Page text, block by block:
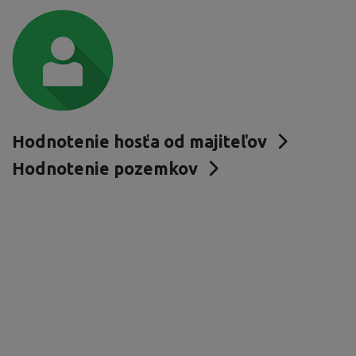
Hodnotenie hosťa od majiteľov
Hodnotenie pozemkov